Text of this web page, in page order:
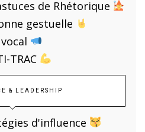
de Rhétorique
gestuelle
TRAC
& LEADERSHIP
d'influence